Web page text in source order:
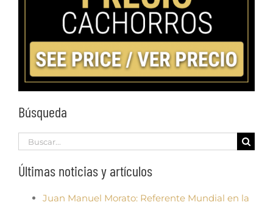
Búsqueda
Search
for:
Últimas noticias y artículos
Juan Manuel Morato: Referente Mundial en la